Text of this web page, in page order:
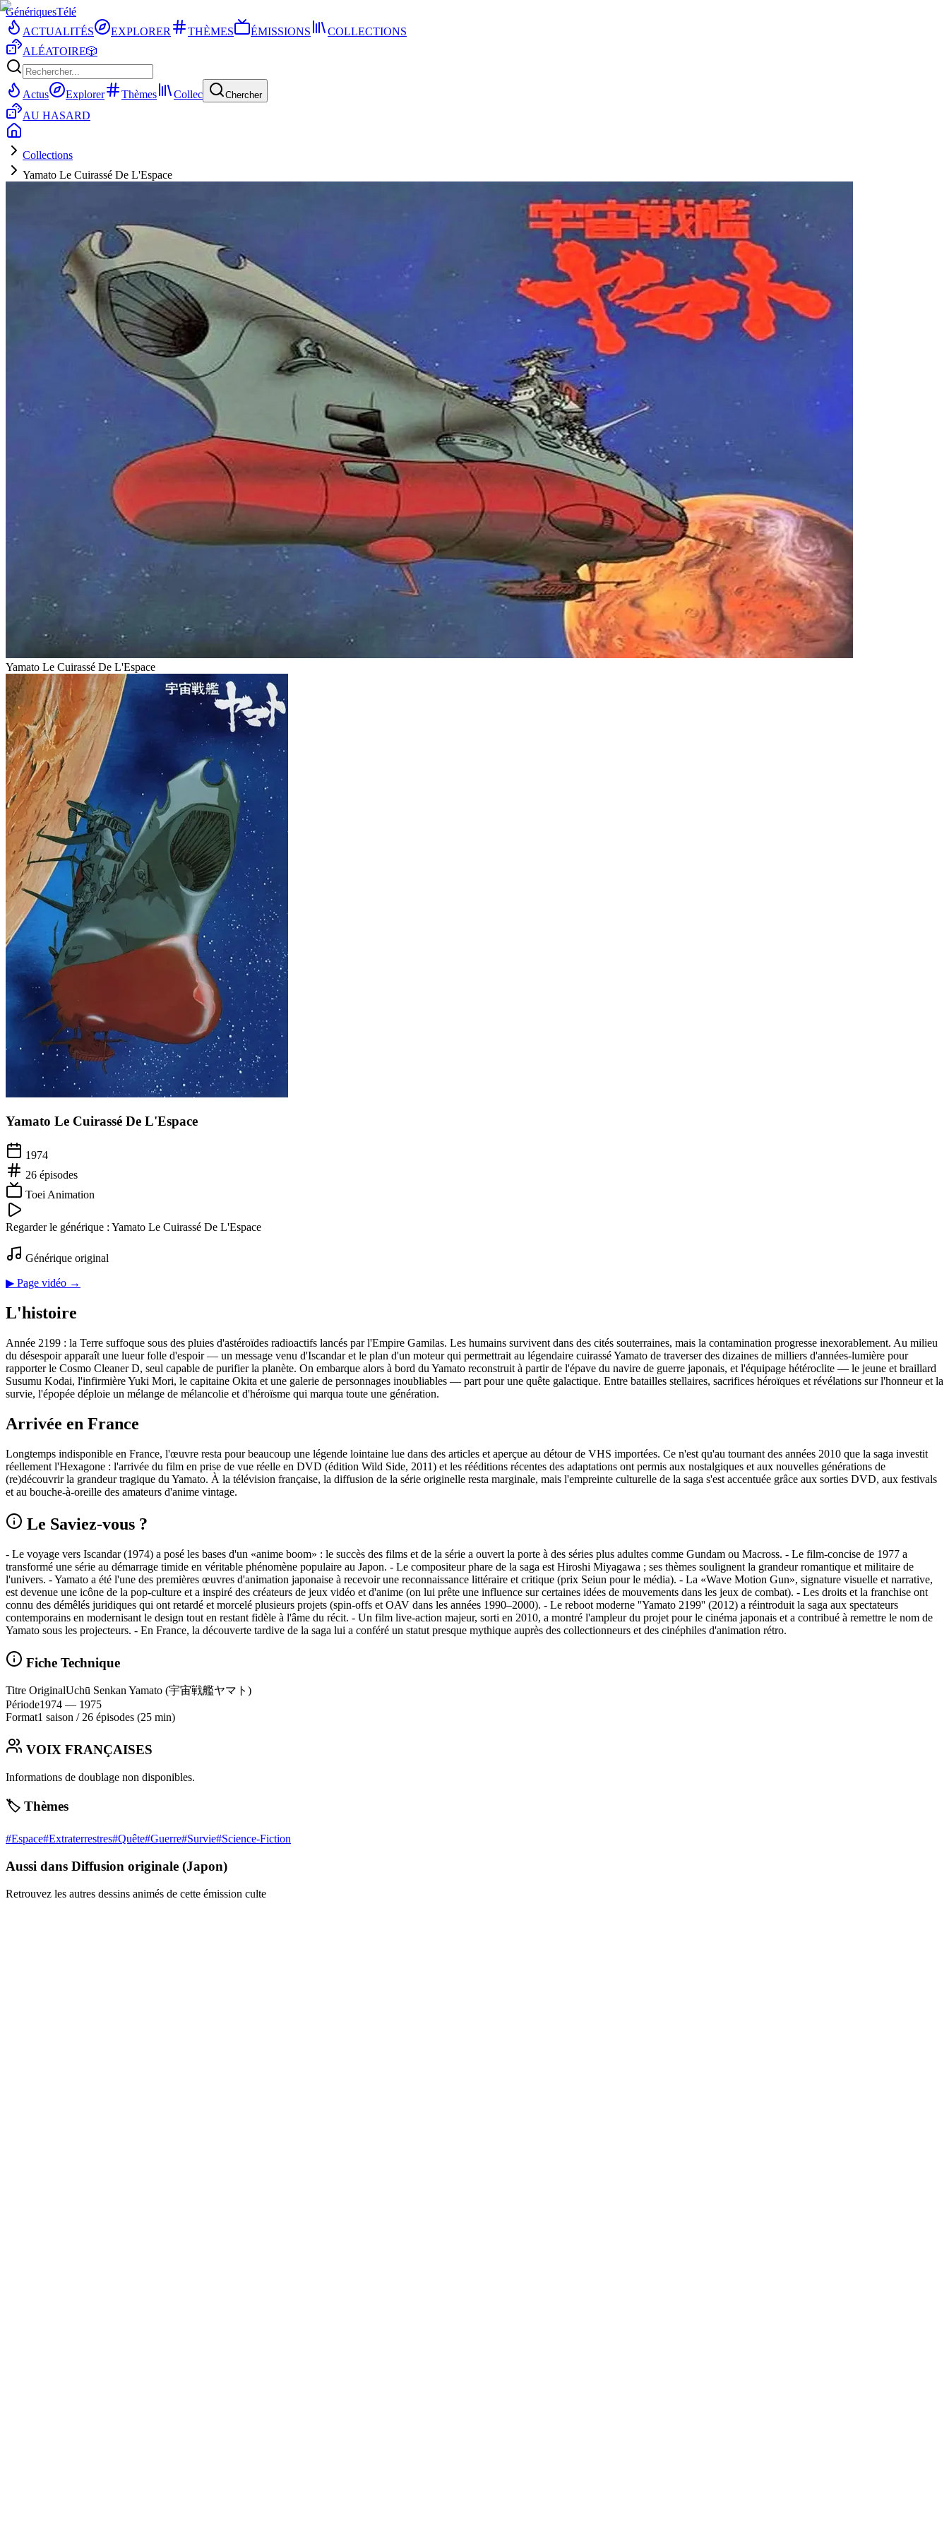
GénériquesTélé
ACTUALITÉS
EXPLORER THÈMES ÉMISSIONS
COLLECTIONS
ALÉATOIRE🎲
Actus Explorer Thèmes Collec Chercher
AU HASARD
Collections
Yamato Le Cuirassé De L'Espace
Yamato Le Cuirassé De L'Espace
Yamato Le Cuirassé De L'Espace
1974
26 épisodes
Toei Animation
Regarder le générique : Yamato Le Cuirassé De L'Espace
Générique original
▶ Page vidéo →
L'histoire
Année 2199 : la Terre suffoque sous des pluies d'astéroïdes radioactifs lancés par l'Empire Gamilas. Les humains survivent dans des cités souterraines, mais la contamination progresse inexorablement. Au milieu
du désespoir apparaît une lueur folle d'espoir — un message venu d'Iscandar et le plan d'un moteur qui permettrait au légendaire cuirassé Yamato de traverser des dizaines de milliers d'années-lumière pour
rapporter le Cosmo Cleaner D, seul capable de purifier la planète. On embarque alors à bord du Yamato reconstruit à partir de l'épave du navire de guerre japonais, et l'équipage hétéroclite — le jeune et braillard
Susumu Kodai, l'infirmière Yuki Mori, le capitaine Okita et une galerie de personnages inoubliables — part pour une quête galactique. Entre batailles stellaires, sacrifices héroïques et révélations sur l'honneur et la
survie, l'épopée déploie un mélange de mélancolie et d'héroïsme qui marqua toute une génération.
Arrivée en France
Longtemps indisponible en France, l'œuvre resta pour beaucoup une légende lointaine lue dans des articles et aperçue au détour de VHS importées. Ce n'est qu'au tournant des années 2010 que la saga investit
réellement l'Hexagone : l'arrivée du film en prise de vue réelle en DVD (édition Wild Side, 2011) et les rééditions récentes des adaptations ont permis aux nostalgiques et aux nouvelles générations de
(re)découvrir la grandeur tragique du Yamato. À la télévision française, la diffusion de la série originelle resta marginale, mais l'empreinte culturelle de la saga s'est accentuée grâce aux sorties DVD, aux festivals
et au bouche-à-oreille des amateurs d'anime vintage.
Le Saviez-vous ?
- Le voyage vers Iscandar (1974) a posé les bases d'un «anime boom» : le succès des films et de la série a ouvert la porte à des séries plus adultes comme Gundam ou Macross. - Le film-concise de 1977 a
transformé une série au démarrage timide en véritable phénomène populaire au Japon. - Le compositeur phare de la saga est Hiroshi Miyagawa ; ses thèmes soulignent la grandeur romantique et militaire de
l'univers. - Yamato a été l'une des premières œuvres d'animation japonaise à recevoir une reconnaissance littéraire et critique (prix Seiun pour le média). - La «Wave Motion Gun», signature visuelle et narrative,
est devenue une icône de la pop-culture et a inspiré des créateurs de jeux vidéo et d'anime (on lui prête une influence sur certaines idées de mouvements dans les jeux de combat). - Les droits et la franchise ont
connu des démêlés juridiques qui ont retardé et morcelé plusieurs projets (spin-offs et OAV dans les années 1990–2000). - Le reboot moderne ''Yamato 2199'' (2012) a réintroduit la saga aux spectateurs
contemporains en modernisant le design tout en restant fidèle à l'âme du récit. - Un film live-action majeur, sorti en 2010, a montré l'ampleur du projet pour le cinéma japonais et a contribué à remettre le nom de
Yamato sous les projecteurs. - En France, la découverte tardive de la saga lui a conféré un statut presque mythique auprès des collectionneurs et des cinéphiles d'animation rétro.
Fiche Technique
Titre OriginalUchū Senkan Yamato (宇宙戦艦ヤマト)
Période1974 — 1975
Format1 saison / 26 épisodes (25 min)
VOIX FRANÇAISES
Informations de doublage non disponibles.
🏷️ Thèmes
#Espace#Extraterrestres#Quête#Guerre#Survie#Science-Fiction
Aussi dans Diffusion originale (Japon)
Retrouvez les autres dessins animés de cette émission culte